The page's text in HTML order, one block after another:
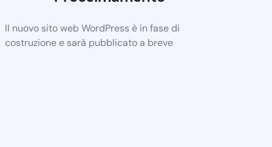
Il nuovo sito web WordPress è in fase di
costruzione e sarà pubblicato a breve